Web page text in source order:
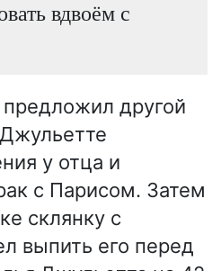
вдвоём с
другой
у отца и
с Парисом. Затем
склянку с
выпить его перед